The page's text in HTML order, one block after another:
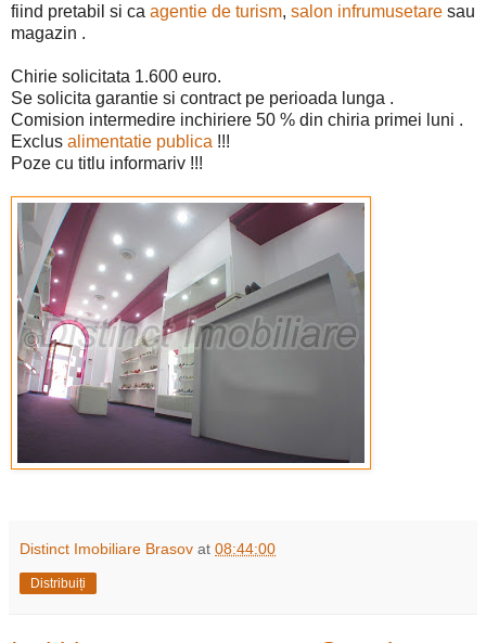
fiind pretabil si ca agentie de turism, salon infrumusetare sau
magazin .
Chirie solicitata 1.600 euro.
Se solicita garantie si contract pe perioada lunga .
Comision intermedire inchiriere 50 % din chiria primei luni .
Exclus alimentatie publica !!!
Poze cu titlu informariv !!!
Distinct Imobiliare Brasov at 08:44:00
Distribuiți